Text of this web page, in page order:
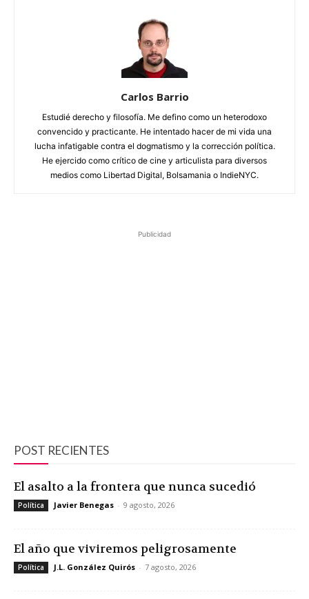
Carlos Barrio
Estudié derecho y filosofía. Me defino como un heterodoxo
convencido y practicante. He intentado hacer de mi vida una
lucha infatigable contra el dogmatismo y la corrección política.
He ejercido como crítico de cine y articulista para diversos
medios como Libertad Digital, Bolsamania o IndieNYC.
Publicidad
POST RECIENTES
El asalto a la frontera que nunca sucedió
Política Javier Benegas - 9 agosto, 2026
El año que viviremos peligrosamente
Política J.L. González Quirós - 7 agosto, 2026